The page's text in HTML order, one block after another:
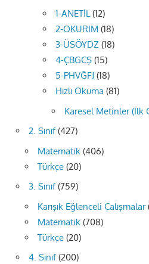
1-ANETİL(12)
2-OKURIM (18)
3-ÜSÖYDZ (18)
4-ÇBGCŞ (15)
5-PHVĞFJ (18)
Hızlı Okuma (81)
Karesel Metinler (İlk
2. Sınıf(427)
Matematik (406)
Türkçe (20)
3. Sınıf(759)
Karışık Eğlenceli Çalışmalar
Matematik (708)
Türkçe (20)
4. Sınıf(200)